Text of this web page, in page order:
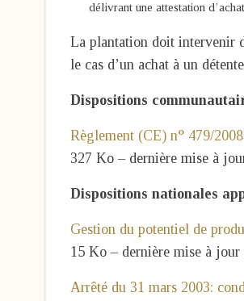
délivrant une attestation
La plantation doit intervenir
le cas d’un achat à un
Dispositions
Règlement (CE) n° 479/2008
327 Ko – dernière mise à
Dispositions nationales
Gestion du potentiel de
15 Ko – dernière mise à jour
Arrêté du 31 mars 2003: